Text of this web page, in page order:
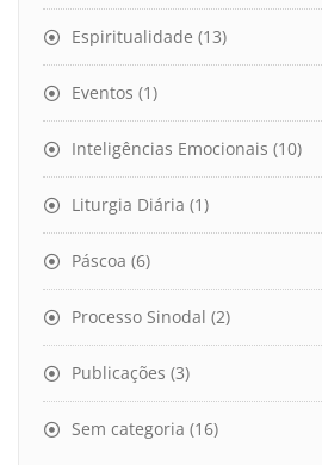
Espiritualidade (13)
Eventos (1)
Inteligências Emocionais (10)
Liturgia Diária (1)
Páscoa (6)
Processo Sinodal (2)
Publicações (3)
Sem categoria (16)